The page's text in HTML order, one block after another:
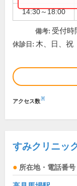
14:30～18:00
備考: 受付時
休診日: 木、日、祝
アクセス数※
すみクリニッ
所在地・電話番号